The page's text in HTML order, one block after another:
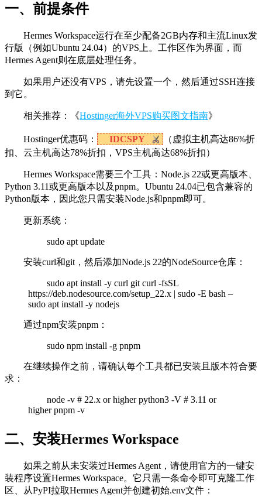
一、前提条件
Hermes Workspace运行在至少配备2GB内存和主流Linux发
行版（例如Ubuntu 24.04）的VPS上。工作区作为界面，而
Hermes Agent则在底层处理任务。
如果用户还没有VPS，请先设置一个，然后通过SSH连接
到它。
相关推荐：《Hostinger海外VPS购买图文指南》
Hostinger优惠码： IDCSPY
（虚拟主机高达86%折
扣、云主机高达78%折扣，VPS主机高达68%折扣）
Hermes Workspace需要三个工具：Node.js 22或更高版本、
Python 3.11或更高版本以及pnpm。Ubuntu 24.04已包含兼容的
Python版本，因此您只需安装Node.js和pnpm即可。
更新系统：
sudo apt update
安装curl和git，然后添加Node.js 22的NodeSource仓库：
sudo apt install -y curl git curl -fsSL
https://deb.nodesource.com/setup_22.x | sudo -E bash –
sudo apt install -y nodejs
通过npm安装pnpm：
sudo npm install -g pnpm
在继续操作之前，请确认每个工具都已安装且版本符合要
求：
node -v # 22.x or higher python3 -V # 3.11 or
higher pnpm -v
二、安装Hermes Workspace
如果之前从未安装过Hermes Agent，请使用官方的一键安
装程序设置Hermes Workspace。它只需一条命令即可克隆工作
区、从PyPI拉取Hermes Agent并创建初始.env文件：